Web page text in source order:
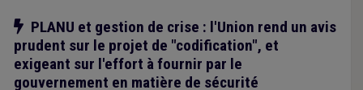
Notre action
PLANU et gestion de crise : l'Union rend un avis
prudent sur le projet de "codification", et
exigeant sur l'effort à fournir par le
gouvernement en matière de sécurité